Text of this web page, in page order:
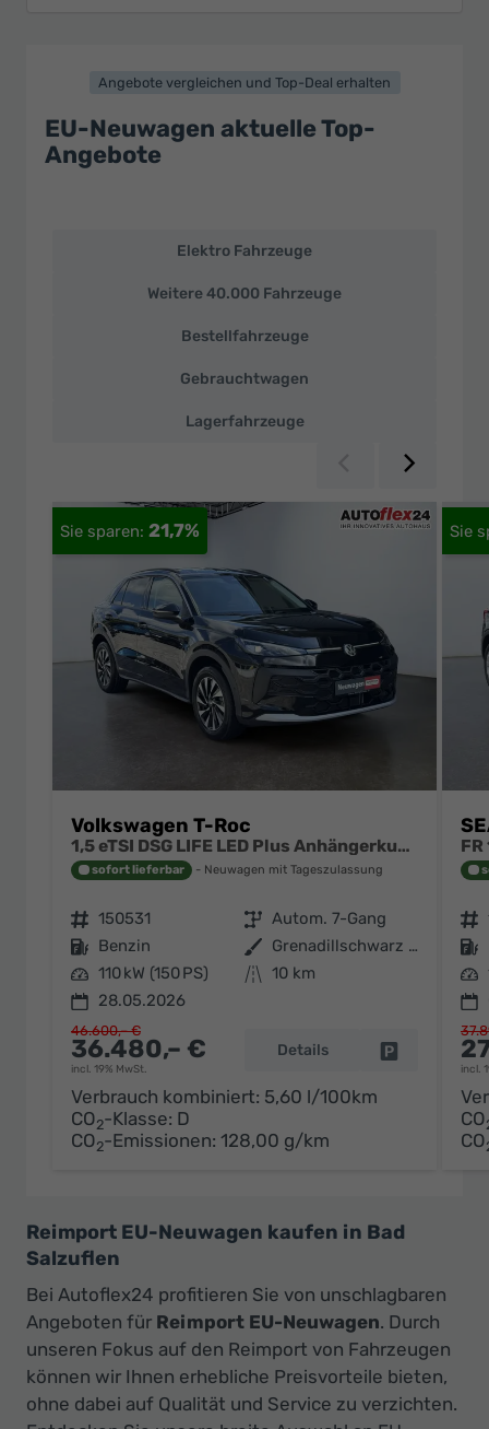
Angebote vergleichen und Top-Deal erhalten
EU-Neuwagen aktuelle Top-
Angebote
Neuwagen
Elektro Fahrzeuge
Weitere 40.000 Fahrzeuge
Bestellfahrzeuge
Gebrauchtwagen
Lagerfahrzeuge
Zurück
21,7%
Volkswagen T-Roc
1,5 eTSI DSG LIFE LED Plus Anhängerkupplung Navigation Digital Pro Sitzheizung beheiztes Lenkrad 17 Zoll Alu 5J Garantie
sofort lieferbar Neuwagen mit Tageszulassung
Fahrzeugnr. 150531 Getriebe Autom. 7-Gang
Kraftstoff Benzin Außenfarbe
Grenadillschwarz Metallic
Leistung 110 kW (150 PS) Kilometerstand 10 km
28.05.2026
36.480,– €
incl. 19% MwSt.
46.600,– €
Details Fahrzeug
Verbrauch kombiniert: 5,60 l/100km
CO2-Klasse: D
CO2-Emissionen: 128,00 g/km
Fahrzeugnr.
Kraftstoff
Leistung
incl.
CO
CO
Reimport EU-Neuwagen kaufen in Bad
Salzuflen
Bei Autoflex24 profitieren Sie von unschlagbaren
Angeboten für Reimport EU-Neuwagen. Durch
unseren Fokus auf den Reimport von Fahrzeugen
können wir Ihnen erhebliche Preisvorteile bieten,
ohne dabei auf Qualität und Service zu verzichten.